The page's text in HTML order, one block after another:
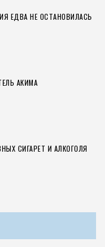
ЕДВА НЕ ОСТАНОВИЛАСЬ
АКИМА
СИГАРЕТ И АЛКОГОЛЯ